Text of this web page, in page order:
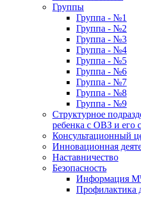
Группы
Группа - №1
Группа - №2
Группа - №3
Группа - №4
Группа - №5
Группа - №6
Группа - №7
Группа - №8
Группа - №9
Структурное
ребенка с ОВЗ и его
Консультационный
Инновационная
Наставничество
Безопасность
Информация
Профилактика